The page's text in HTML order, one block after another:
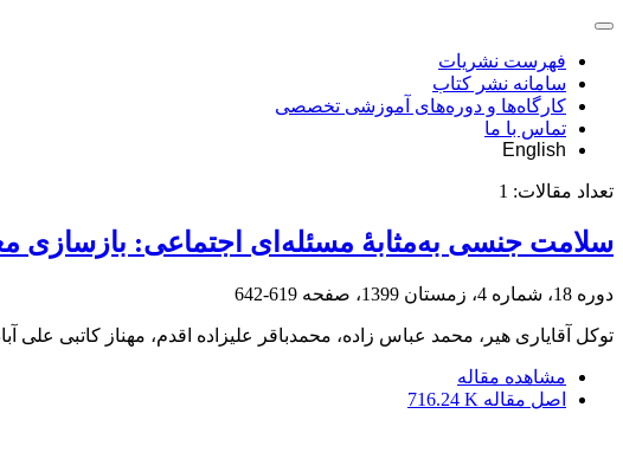
فهرست نشریات
سامانه نشر کتاب
کارگاه‌ها و دوره‌های آموزشی تخصصی
تماس با ما
English
تعداد مقالات: 1
سلامت جنسی به‌مثابۀ مسئله‌ای اجتماعی: بازسازی
دوره 18، شماره 4، زمستان 1399، صفحه 619-642
توکل آقایاری هیر، محمد عباس زاده، محمدباقر علیزاده اقدم، مهناز کاتبی علی
مشاهده مقاله
اصل مقاله 716.24 K